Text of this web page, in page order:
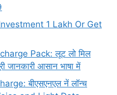
1 Lakh Or Get
Pack: लूट लो मिल
जानकारी आसान भाषा में
बीएसएनएल नें लॉन्च